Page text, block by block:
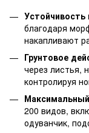
Устойчивость
благодаря
накапливают
Грунтовое
через листья,
контролируя
200 видов,
одуванчик,